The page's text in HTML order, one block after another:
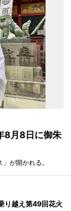
8月8日に御朱
が開かれる。
り越え第49回花火